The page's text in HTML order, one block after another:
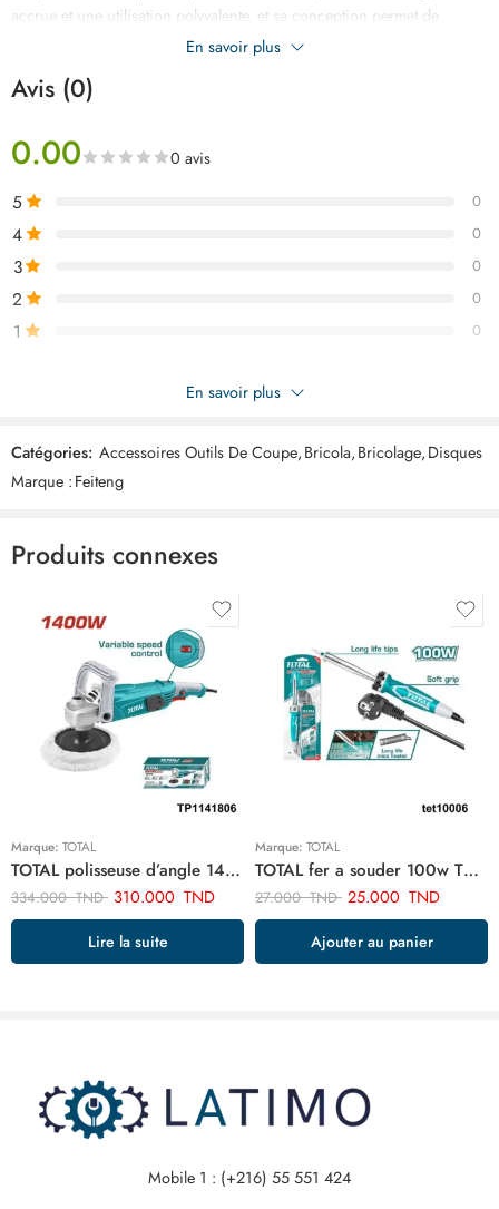
accrue et une utilisation polyvalente, et sa conception permet de
l’adapter facilement et en toute sécurité à toute meuleuse d’angle
l’argent tout en maintenant des performances optimales de broyage,
souches.
En savoir plus
Avis (0)
0.00 0 avis
5 0
4 0
3 0
2 0
1 0
Soyez le premier à donner votre avis sur “FEITENG Disque
diamant 115mm m14 ART03361”
Commentaires
Il n'y a pas encore de critiques.
En savoir plus
Catégories: Accessoires Outils De Coupe,Bricola,Bricolage,Disques
Marque :Feiteng
Produits connexes
Marque: TOTAL
TOTAL polisseuse d’angle 1400w TP1141806
334.000TND 310.000 TND
Lire la suite
Marque: TOTAL
TOTAL fer a souder 100w TET10006
27.000TND 25.000 TND
Ajouter au panier
Mobile 1 : (+216) 55 551 424